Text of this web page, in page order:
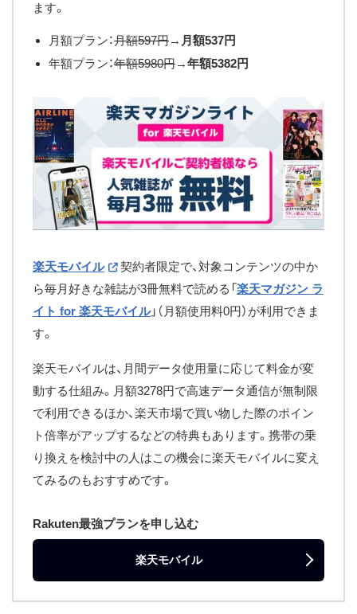
ます。
月額プラン：月額597円→ 月額537円
年額プラン：年額5980円→年額5382円
楽天モバイル
契約者限定で、対象コンテンツの中か
ら毎月好きな雑誌が3冊無料で読める「楽天マガジン ラ
イト for 楽天モバイル」（月額使用料0円）が利用できま
す。
楽天モバイルは、月間データ使用量に応じて料金が変
動する仕組み。月額3278円で高速データ通信が無制限
で利用できるほか、楽天市場で買い物した際のポイン
ト倍率がアップするなどの特典もあります。携帯の乗
り換えを検討中の人はこの機会に楽天モバイルに変え
てみるのもおすすめです。
Rakuten最強プランを申し込む
楽天モバイル